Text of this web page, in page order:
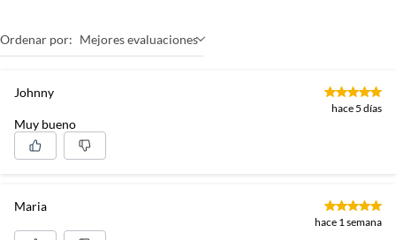
Ordenar por: Mejores evaluaciones
Johnny
hace 5 días
Muy bueno
Maria
hace 1 semana